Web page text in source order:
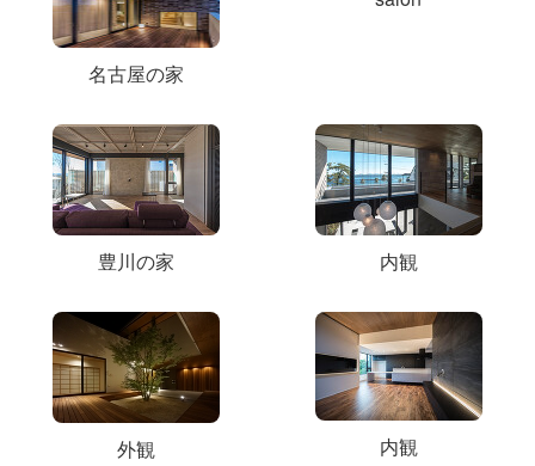
名古屋の家
豊川の家 内観
外観 内観